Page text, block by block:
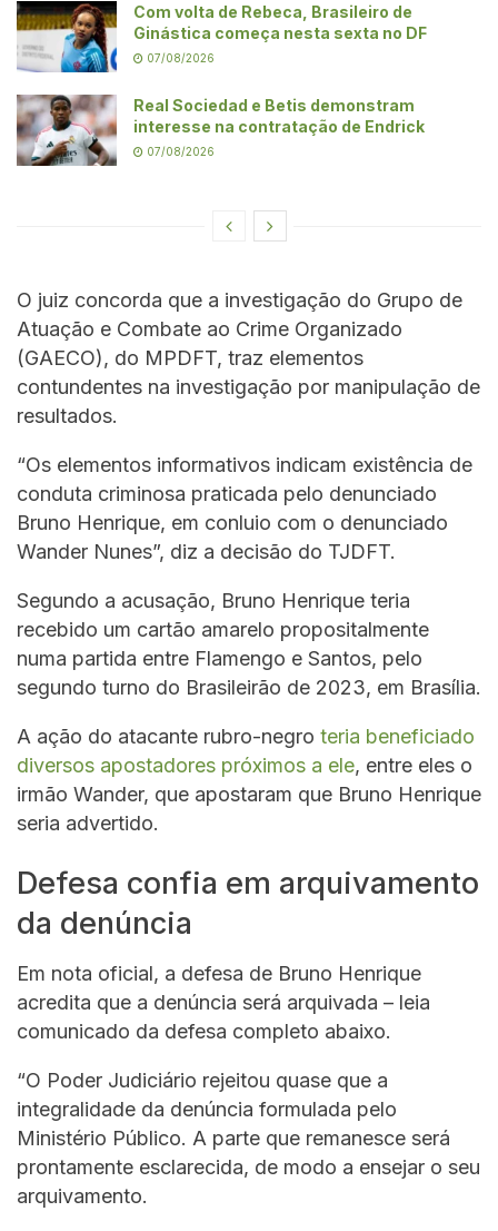
Com volta de Rebeca, Brasileiro de
Ginástica começa nesta sexta no DF
07/08/2026
Real Sociedad e Betis demonstram
interesse na contratação de Endrick
07/08/2026
O juiz concorda que a investigação do Grupo de
Atuação e Combate ao Crime Organizado
(GAECO), do MPDFT, traz elementos
contundentes na investigação por manipulação de
resultados.
“Os elementos informativos indicam existência de
conduta criminosa praticada pelo denunciado
Bruno Henrique, em conluio com o denunciado
Wander Nunes”, diz a decisão do TJDFT.
Segundo a acusação, Bruno Henrique teria
recebido um cartão amarelo propositalmente
numa partida entre Flamengo e Santos, pelo
segundo turno do Brasileirão de 2023, em Brasília.
A ação do atacante rubro-negro teria beneficiado
diversos apostadores próximos a ele, entre eles o
irmão Wander, que apostaram que Bruno Henrique
seria advertido.
Defesa confia em arquivamento
da denúncia
Em nota oficial, a defesa de Bruno Henrique
acredita que a denúncia será arquivada – leia
comunicado da defesa completo abaixo.
“O Poder Judiciário rejeitou quase que a
integralidade da denúncia formulada pelo
Ministério Público. A parte que remanesce será
prontamente esclarecida, de modo a ensejar o seu
arquivamento.